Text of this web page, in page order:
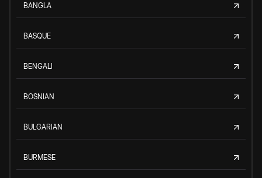
BANGLA
BASQUE
BENGALI
BOSNIAN
BULGARIAN
BURMESE